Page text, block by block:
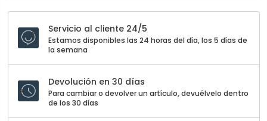
Servicio al cliente 24/5
Estamos disponibles las 24 horas del día, los 5 días de
la semana
Devolución en 30 días
Para cambiar o devolver un artículo, devuélvelo dentro
de los 30 días